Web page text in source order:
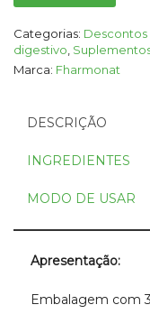
Categorias: Descontos
digestivo
Marca: Fharmonat
DESCRIÇÃO
INGREDIENTES
MODO DE USAR
Apresentação:
Embalagem com